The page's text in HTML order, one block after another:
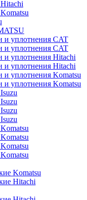
и уплотнения CAT
и уплотнения CAT
и уплотнения Hitachi
и уплотнения Hitachi
и уплотнения Komatsu
и уплотнения Komatsu
Komatsu
Hitachi